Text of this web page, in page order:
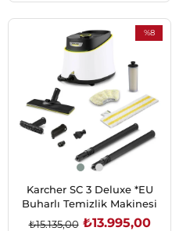
%8
%8İndirim
Karcher SC 3 Deluxe *EU
Buharlı Temizlik Makinesi
₺13.995,00
₺15.135,00